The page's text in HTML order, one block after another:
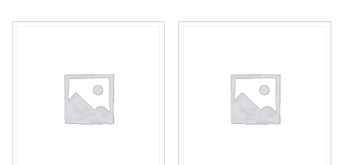
has
options
may
multiple
options
may
be
chosen